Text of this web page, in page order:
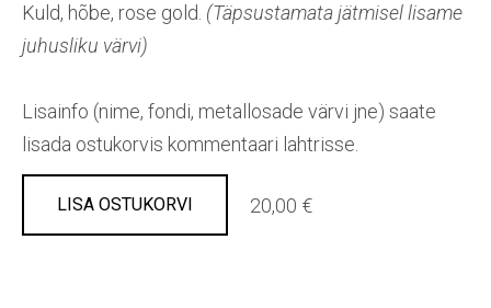
Kuld, hõbe, rose gold. (Täpsustamata jätmisel lisame
juhusliku värvi)
Lisainfo (nime, fondi, metallosade värvi jne) saate
lisada ostukorvis kommentaari lahtrisse.
LISA OSTUKORVI 20,00 €